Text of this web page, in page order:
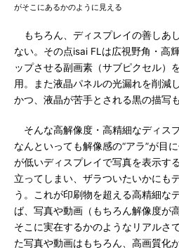
がそこにあるかのように見える
もちろん、ディスプレイの善しあ
ない。その点isai FLは広視野角・高
ップさせる副画素（サブピクセル）
用。また液晶パネルの光漏れを削減
かつ、液晶が苦手とされる黒の描写
そんな高解像度・高精細なディス
なんといっても解像感の“アラ”が目
が低いディスプレイで写真を表示す
立ってしまい、ザラついたいかにも
う。これが印刷物を超える高精細な
ば、写真や動画（もちろん解像度が
そこに実在するかのようなリアルさ
た写真や動画はもちろん、高画質化